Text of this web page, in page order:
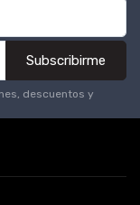
Subscribirme
descuentos y